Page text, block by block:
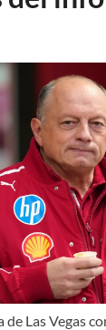
de Las Vegas